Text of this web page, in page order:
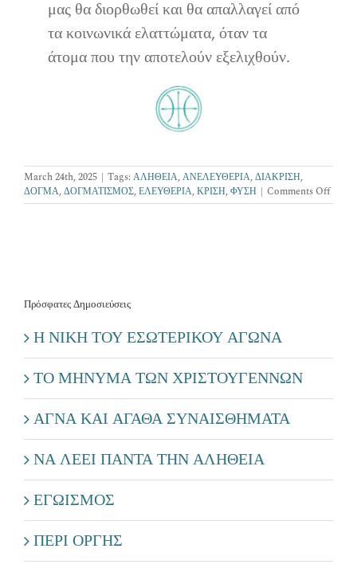
μας θα διορθωθεί και θα απαλλαγεί από
τα κοινωνικά ελαττώματα, όταν τα
άτομα που την αποτελούν εξελιχθούν.
March 24th, 2025 | Tags: ΑΛΗΘΕΙΑ,ΑΝΕΛΕΥΘΕΡΙΑ,ΔΙΑΚΡΙΣΗ,
ΔΟΓΜΑ,ΔΟΓΜΑΤΙΣΜΟΣ,ΕΛΕΥΘΕΡΙΑ,ΚΡΙΣΗ,ΦΥΣΗ | Comments Offon
Πρόσφατες Δημοσιεύσεις
Η ΝΙΚΗ ΤΟΥ ΕΣΩΤΕΡΙΚΟΥ ΑΓΩΝΑ
ΤΟ ΜΗΝΥΜΑ ΤΩΝ ΧΡΙΣΤΟΥΓΕΝΝΩΝ
ΑΓΝΑ ΚΑΙ ΑΓΑΘΑ ΣΥΝΑΙΣΘΗΜΑΤΑ
ΝΑ ΛΕΕΙ ΠΑΝΤΑ ΤΗΝ ΑΛΗΘΕΙΑ
ΕΓΩΙΣΜΟΣ
ΠΕΡΙ ΟΡΓΗΣ